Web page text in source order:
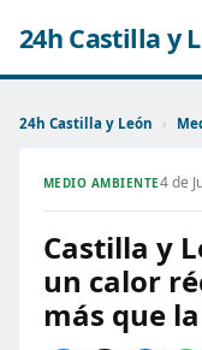
24h Castilla y
24h Castilla y León ›
MEDIO AMBIENTE4 de
Castilla y
un calor
más que